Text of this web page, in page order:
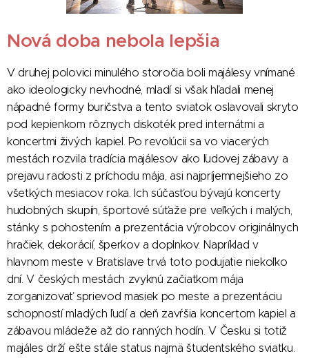
Nová doba nebola lepšia
V druhej polovici minulého storočia boli majálesy vnímané
ako ideologicky nevhodné, mladí si však hľadali menej
nápadné formy buričstva a tento sviatok oslavovali skryto
pod kepienkom rôznych diskoték pred internátmi a
koncertmi živých kapiel. Po revolúcii sa vo viacerých
mestách rozvila tradícia majálesov ako ľudovej zábavy a
prejavu radosti z príchodu mája, asi najpríjemnejšieho zo
všetkých mesiacov roka. Ich súčasťou bývajú koncerty
hudobných skupín, športové súťaže pre veľkých i malých,
stánky s pohostením a prezentácia výrobcov originálnych
hračiek, dekorácií, šperkov a doplnkov. Napríklad v
hlavnom meste v Bratislave trvá toto podujatie niekoľko
dní. V českých mestách zvyknú začiatkom mája
zorganizovať sprievod masiek po meste a prezentáciu
schopností mladých ľudí a deň zavŕšia koncertom kapiel a
zábavou mládeže až do ranných hodín. V Česku si totiž
majáles drží ešte stále status najmä študentského sviatku.